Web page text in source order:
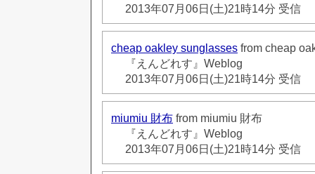
2013年07月06日(土)21時14分 受信
cheap oakley sunglasses from cheap
『えんどれす』Weblog
2013年07月06日(土)21時14分 受信
miumiu 財布 from miumiu 財布
『えんどれす』Weblog
2013年07月06日(土)21時14分 受信